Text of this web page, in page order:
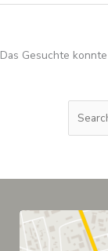
Das Gesuchte